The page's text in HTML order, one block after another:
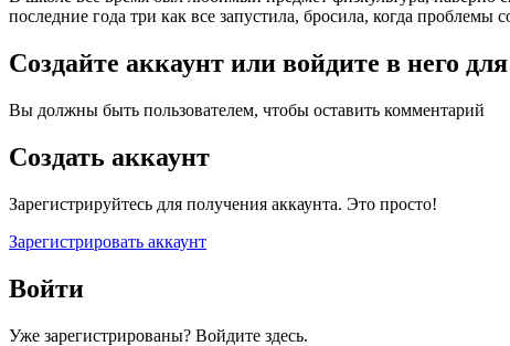
последние года три как все запустила, бросила, когда
Создайте аккаунт или войдите в него
Вы должны быть пользователем, чтобы оставить комментарий
Создать аккаунт
Зарегистрируйтесь для получения аккаунта. Это просто!
Зарегистрировать аккаунт
Войти
Уже зарегистрированы? Войдите здесь.